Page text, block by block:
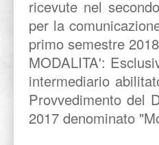
ricevute nel
per la
primo semestre
MODALITA':
intermediario
Provvedimento del
2017 denominato